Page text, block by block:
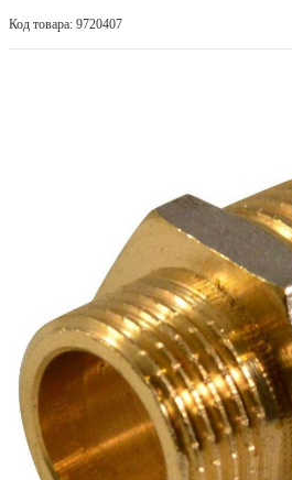
Код товара: 9720407